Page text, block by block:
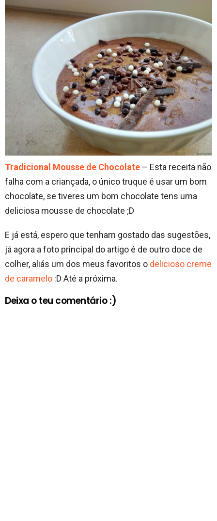
Tradicional Mousse de Chocolate – Esta receita não
falha com a criançada, o único truque é usar um bom
chocolate, se tiveres um bom chocolate tens uma
deliciosa mousse de chocolate ;D
E já está, espero que tenham gostado das sugestões,
já agora a foto principal do artigo é de outro doce de
colher, aliás um dos meus favoritos o delicioso creme
de caramelo :D Até a próxima.
Deixa o teu comentário :)